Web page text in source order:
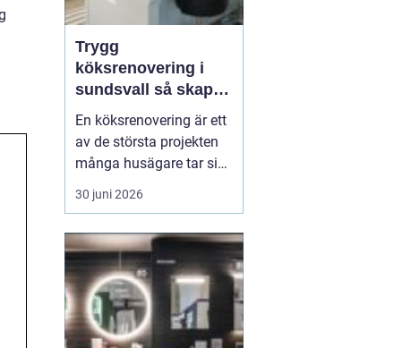
Trygg
köksrenovering i
sundsvall så skapar
du ett kök som
håller länge
En köksrenovering är ett
av de största projekten
många husägare tar sig
an. Kostnaderna är ofta
höga, arbetet påverkar
ska hålla i många år. För
den som planerar
köksrenovering...
30 juni 2026